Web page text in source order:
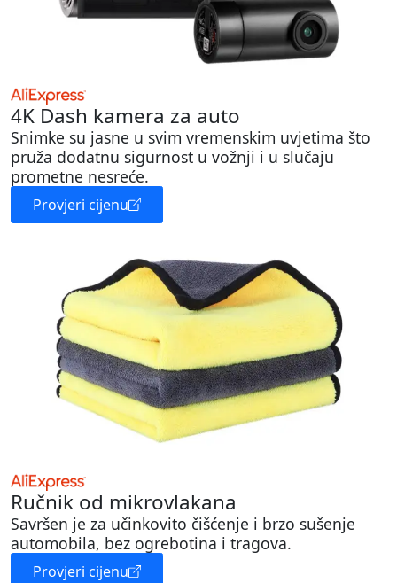
4K Dash kamera za auto
Snimke su jasne u svim vremenskim uvjetima što
pruža dodatnu sigurnost u vožnji i u slučaju
prometne nesreće.
Provjeri cijenu
Ručnik od mikrovlakana
Savršen je za učinkovito čišćenje i brzo sušenje
automobila, bez ogrebotina i tragova.
Provjeri cijenu